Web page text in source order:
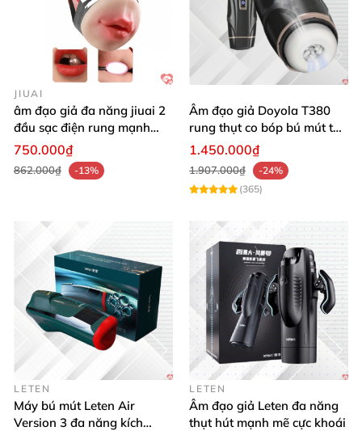
JIUAI
âm đạo giả đa năng jiuai 2
đầu sạc điện rung mạnh
cao cấp bán chạy
750.000₫
862.000₫ -13%
Âm đạo giả Doyola T380
rung thụt co bóp bú mút tự
động cao cấp
1.450.000₫
1.907.000₫
-24%
(365)
LETEN
Máy bú mút Leten Air
Version 3 đa năng kích
LETEN
Âm đạo giả Leten đa năng
thụt hút mạnh mẽ cực khoái